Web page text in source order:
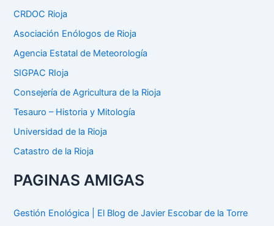
p
r
:
CRDOC Rioja
Asociación Enólogos de Rioja
Agencia Estatal de Meteorología
SIGPAC RIoja
Consejería de Agricultura de la Rioja
Tesauro – Historia y Mitología
Universidad de la Rioja
Catastro de la Rioja
PAGINAS AMIGAS
Gestión Enológica | El Blog de Javier Escobar de la Torre